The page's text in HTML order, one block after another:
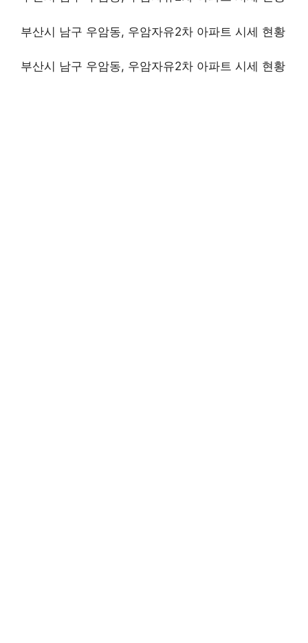
부산시 남구 우암동, 우암자유2차 아파트 시세 현황
부산시 남구 우암동, 우암자유2차 아파트 시세 현황